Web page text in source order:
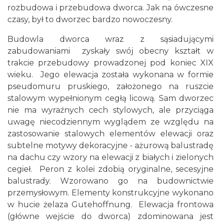
rozbudowa i przebudowa dworca. Jak na ówczesne
czasy, był to dworzec bardzo nowoczesny.
Budowla dworca wraz z sąsiadującymi
zabudowaniami zyskały swój obecny kształt w
trakcie przebudowy prowadzonej pod koniec XIX
wieku. Jego elewacja została wykonana w formie
pseudomuru pruskiego, założonego na ruszcie
stalowym wypełnionym cegłą licową. Sam dworzec
nie ma wyraźnych cech stylowych, ale przyciąga
uwagę niecodziennym wyglądem ze względu na
zastosowanie stalowych elementów elewacji oraz
subtelne motywy dekoracyjne - ażurową balustradę
na dachu czy wzory na elewacji z białych i zielonych
cegieł. Peron z kolei zdobią oryginalne, secesyjne
balustrady. Wzorowano go na budownictwie
przemysłowym. Elementy konstrukcyjne wykonano
w hucie żelaza Gutehoffnung. Elewacja frontowa
(główne wejście do dworca) zdominowana jest